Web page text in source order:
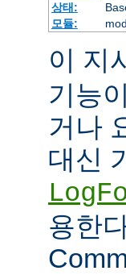
상태:
모듈:
이 지
기능
거나
대신
용한